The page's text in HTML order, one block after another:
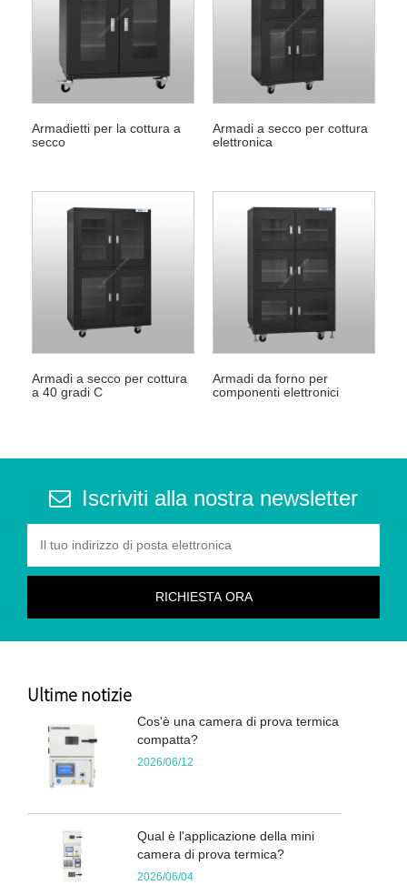
Armadietti per la cottura a
secco
Armadi a secco per cottura
elettronica
Armadi a secco per cottura
a 40 gradi C
Armadi da forno per
componenti elettronici
Iscriviti alla nostra newsletter
Ultime notizie
Cos'è una camera di prova termica
compatta?
2026/06/12
Qual è l'applicazione della mini
camera di prova termica?
2026/06/04